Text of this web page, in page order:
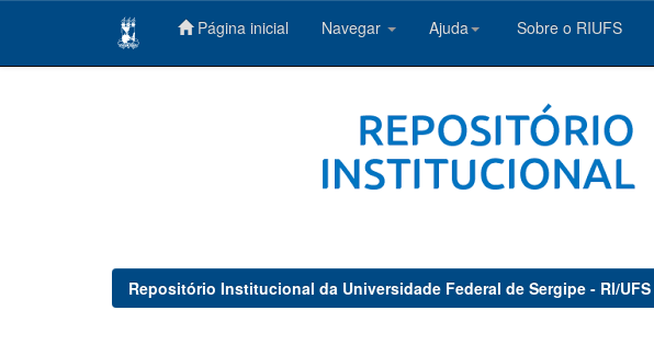
Página inicial Navegar Ajuda Sobre o RIUFS
Repositório Institucional da Universidade Federal de Sergipe - RI/UFS